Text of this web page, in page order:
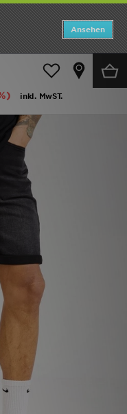
Ansehen
inkl. MwST.